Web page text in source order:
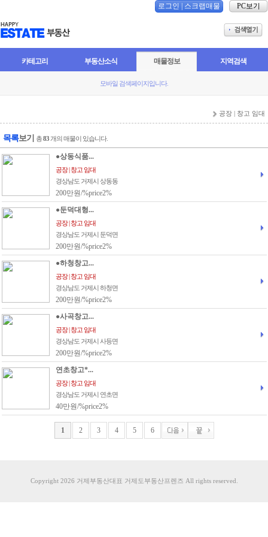
로그인 스크랩매물 PC보기
카테고리 부동산소식 매물정보 지역검색
모바일 검색페이지입니다.
공장 | 창고 임대
목록보기 총83 개의 매물이 있습니다.
●상동식품...
공장 | 창고 임대
경상남도 거제시 상동동
200만원/%price2%
●둔덕대형...
공장 | 창고 임대
경상남도 거제시 둔덕면
200만원/%price2%
●하청창고...
공장 | 창고 임대
경상남도 거제시 하청면
200만원/%price2%
●사곡창고...
공장 | 창고 임대
경상남도 거제시 사등면
200만원/%price2%
연초창고*...
공장 | 창고 임대
경상남도 거제시 연초면
40만원/%price2%
1 2 3 4 5 6
Copyright 2026 거제부동산대표 거제도부동산프렌즈 All rights reserved.